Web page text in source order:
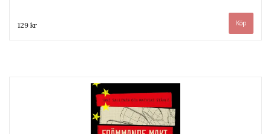
129 kr